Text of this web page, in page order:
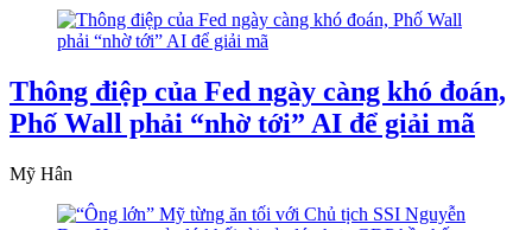
Thông điệp của Fed ngày càng khó đoán,
Phố Wall phải “nhờ tới” AI để giải mã
Mỹ Hân